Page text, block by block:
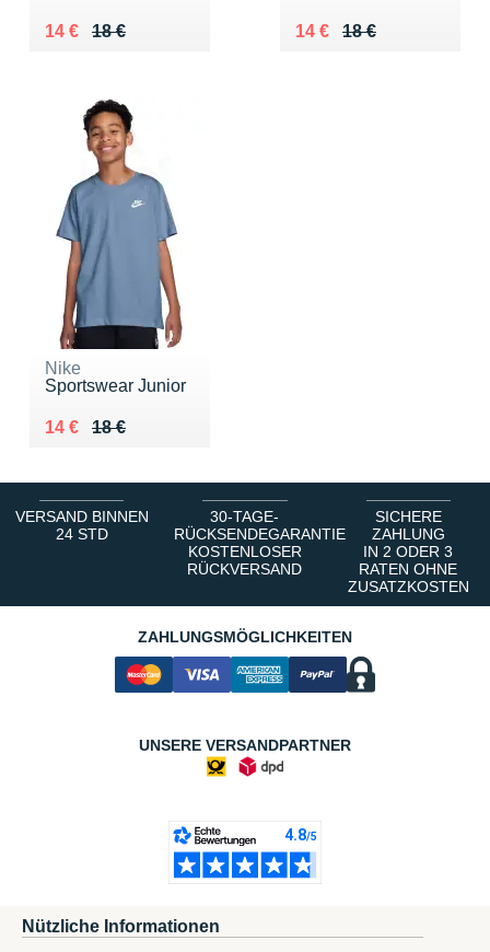
18 €
Au lieu de 18 €
14 €
Vendu 14 € 18 €
Au lieu de 18 €
14 €
Vendu 14 €
Nike
Sportswear Junior
18 €
Au lieu de 18 €
14 €
Vendu 14 €
VERSAND BINNEN
24 STD
30-TAGE-
RÜCKSENDEGARANTIE
KOSTENLOSER
RÜCKVERSAND
SICHERE
ZAHLUNG
IN 2 ODER 3
RATEN OHNE
ZUSATZKOSTEN
ZAHLUNGSMÖGLICHKEITEN
UNSERE VERSANDPARTNER
Nützliche Informationen